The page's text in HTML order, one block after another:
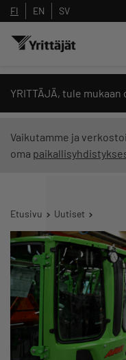
FI EN SV
YRITTÄJÄ, tule
Vaikutamme ja
oma
Etusivu Uutiset
Hae sivustolta
Yrittäjien
Suodata